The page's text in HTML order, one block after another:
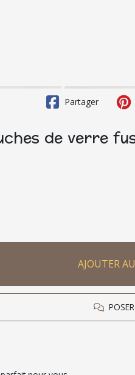
Partager
de verre
AJOUTER
POSER